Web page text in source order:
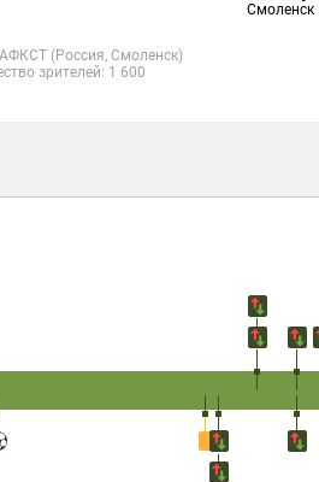
Смоленск
(Россия, Смоленск)
зрителей: 1 600